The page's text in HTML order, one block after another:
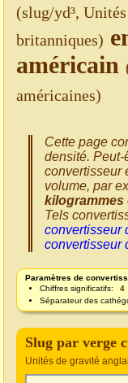
(slug/yd³,
britanniques)
américain
américaines)
Cette page
densité. Peut-
convertisseur
volume, par
kilogrammes
Tels
convertisseur
convertisseur
Paramètres de
Chiffres significatifs:
Séparateur des
Slug par verge
Unités de gravité